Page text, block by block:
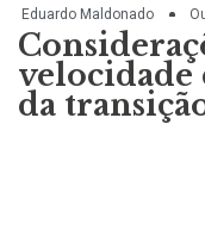
Eduardo Maldonado
velocidade
da